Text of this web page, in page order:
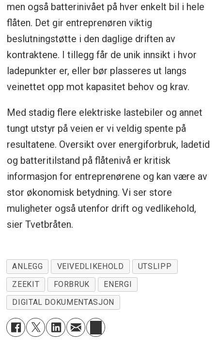
men også batterinivået på hver enkelt bil i hele
flåten. Det gir entreprenøren viktig
beslutningstøtte i den daglige driften av
kontraktene. I tillegg får de unik innsikt i hvor
ladepunkter er, eller bør plasseres ut langs
veinettet opp mot kapasitet behov og krav.
Med stadig flere elektriske lastebiler og annet
tungt utstyr på veien er vi veldig spente på
resultatene. Oversikt over energiforbruk, ladetid
og batteritilstand på flåtenivå er kritisk
informasjon for entreprenørene og kan være av
stor økonomisk betydning. Vi ser store
muligheter også utenfor drift og vedlikehold,
sier Tvetbråten.
ANLEGG VEIVEDLIKEHOLD
UTSLIPP
ZEEKIT
FORBRUK
ENERGI
DIGITAL DOKUMENTASJON